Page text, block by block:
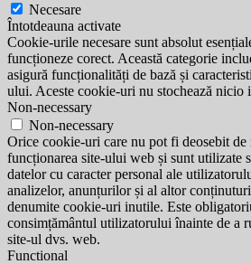
Necesare
Întotdeauna activate
Cookie-urile necesare sunt absolut
funcționeze corect. Această categorie
asigură funcționalități de bază și
ului. Aceste cookie-uri nu stochează nicio
Non-necessary
Non-necessary
Orice cookie-uri care nu pot fi deosebit de
funcționarea site-ului web și sunt utilizate
datelor cu caracter personal ale
analizelor, anunțurilor și al altor
denumite cookie-uri inutile. Este
consimțământul utilizatorului înainte de a
site-ul dvs. web.
Functional